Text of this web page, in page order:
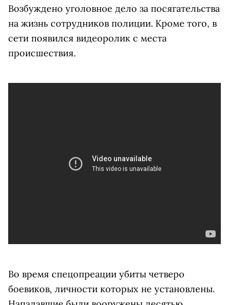
Возбуждено уголовное дело за посягательства
на жизнь сотрудников полиции. Кроме того, в
сети появился видеоролик с места
происшествия.
Во время спецопреации убиты четверо
боевиков, личности которых не установлены.